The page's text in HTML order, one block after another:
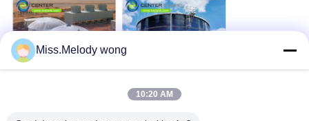
Miss.Melody wong
10:20 AM